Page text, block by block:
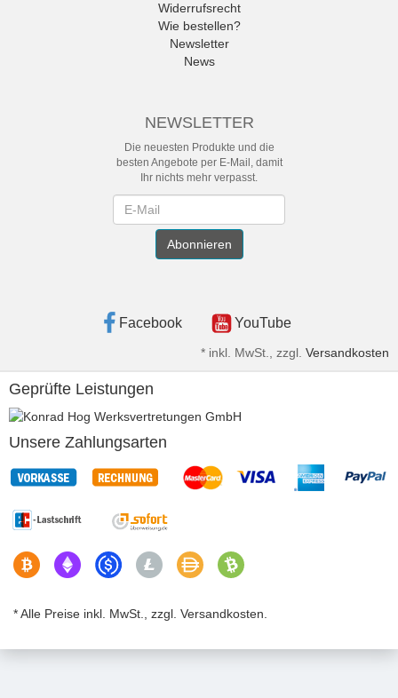
Widerrufsrecht
Wie bestellen?
Newsletter
News
NEWSLETTER
Die neuesten Produkte und die
besten Angebote per E-Mail, damit
Ihr nichts mehr verpasst.
Abonnieren
Facebook YouTube
* inkl. MwSt., zzgl. Versandkosten
Geprüfte Leistungen
Unsere Zahlungsarten
* Alle Preise inkl. MwSt., zzgl. Versandkosten.